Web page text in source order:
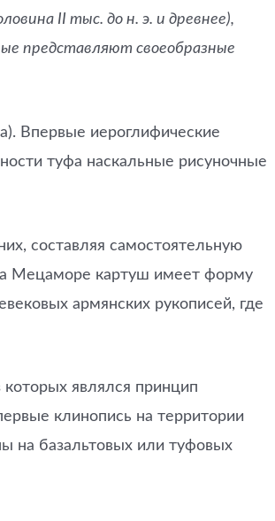
II тыс. до н. э. и древнее),
представляют своеобразные
Впервые иероглифические
туфа наскальные рисуночные
составляя самостоятельную
Мецаморе картуш имеет форму
армянских рукописей, где
являлся принцип
клинопись на территории
на базальтовых или туфовых